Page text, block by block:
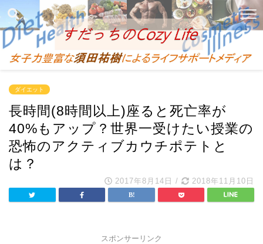
ダイエット
長時間(8時間以上)座ると死亡率が
40%もアップ？世界一受けたい授業の
恐怖のアクティブカウチポテトと
は？
2017年8月14日 / 2018年11月10日
スポンサーリンク